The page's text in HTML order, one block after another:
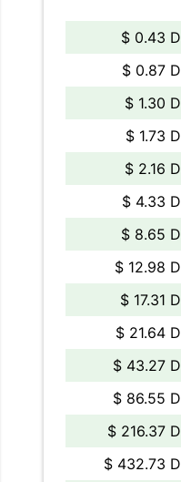
$ 0.43
$ 0.87
$ 1.30
$ 1.73
$ 2.16
$ 4.33
$ 8.65
$ 12.98
$ 17.31
$ 21.64
$ 43.27
$ 86.55
$ 216.37
$ 432.73